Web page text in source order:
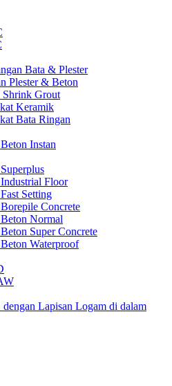
Bata & Plester
Plester & Beton
Grout
Keramik
Bata Ringan
Instan
Floor
Setting
Concrete
Normal
Super Concrete
Waterproof
dengan Lapisan Logam di dalam